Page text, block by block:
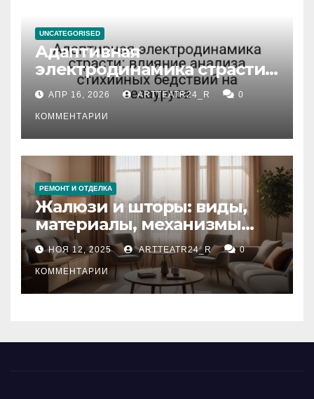
UNCATEGORISED
Адаптивная
электродинамика страсти:
влияние анализа
стихийных бедствий на
тезауруса
АПР 16, 2026 ARTTEATR24_R 0
КОММЕНТАРИИ
РЕМОНТ И ОТДЕЛКА
Жалюзи и шторы: виды,
материалы, механизмы
управления и уход
НОЯ 12, 2025 ARTTEATR24_R 0
КОММЕНТАРИИ